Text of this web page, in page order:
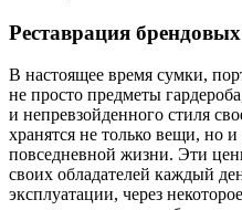
Реставрация
В настоящее время сумки,
не просто предметы
и непревзойденного стиля
хранятся не только вещи, но
повседневной жизни. Эти
своих обладателей каждый
эксплуатации, через